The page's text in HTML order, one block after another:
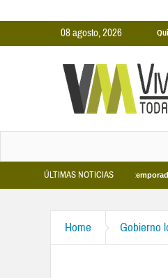
08 agosto, 2026
ÚLTIMAS NOTICIAS
Municipales temporada 2026-2027
Home Gobierno